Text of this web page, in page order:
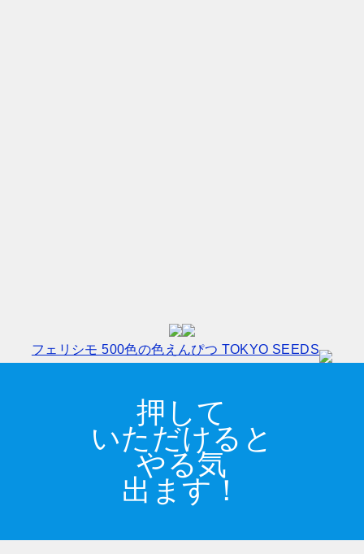
フェリシモ 500色の色えんぴつ TOKYO SEEDS
押して
いただけると
やる気
出ます！